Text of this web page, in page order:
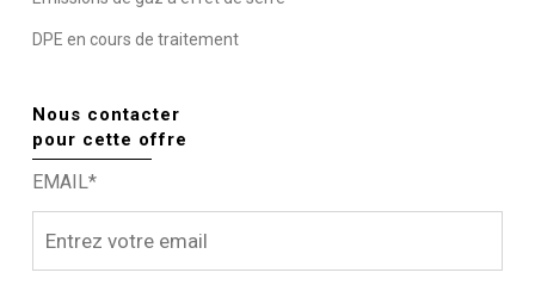
DPE en cours de traitement
Nous contacter
pour cette offre
EMAIL*